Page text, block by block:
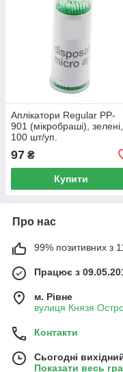
Аплікатори Regular PP-
901 (мікробраші), зелені,
100 шт/уп.
97 ₴
Купити
Про нас
99% позитивних з
Працює з
м. Рівне
вулиця Князя
Контакти
Сьогодні
Показати весь